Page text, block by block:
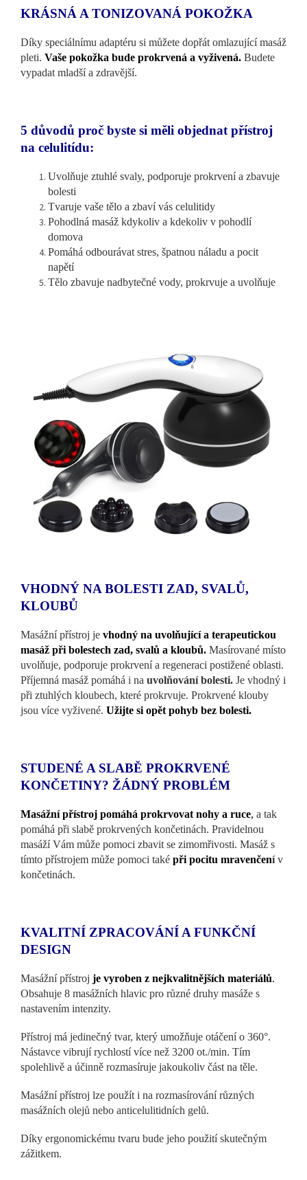
KRÁSNÁ A TONIZOVANÁ POKOŽKA
Díky speciálnímu adaptéru si můžete dopřát omlazující masáž
pleti. Vaše pokožka bude prokrvená a vyživená. Budete
vypadat mladší a zdravější.
5 důvodů proč byste si měli objednat přístroj
na celulitídu:
Uvolňuje ztuhlé svaly, podporuje prokrvení a zbavuje
bolesti
Tvaruje vaše tělo a zbaví vás celulitidy
Pohodlná masáž kdykoliv a kdekoliv v pohodlí
domova
Pomáhá odbourávat stres, špatnou náladu a pocit
napětí
Tělo zbavuje nadbytečné vody, prokrvuje a uvolňuje
VHODNÝ NA BOLESTI ZAD, SVALŮ,
KLOUBŮ
Masážní přístroj je vhodný na uvolňující a terapeutickou
masáž při bolestech zad, svalů a kloubů. Masírované místo
uvolňuje, podporuje prokrvení a regeneraci postižené oblasti.
Příjemná masáž pomáhá i na uvolňování bolesti. Je vhodný i
při ztuhlých kloubech, které prokrvuje. Prokrvené klouby
jsou více vyživené. Užijte si opět pohyb bez bolesti.
STUDENÉ A SLABĚ PROKRVENÉ
KONČETINY? ŽÁDNÝ PROBLÉM
Masážní přístroj pomáhá prokrvovat nohy a ruce, a tak
pomáhá při slabě prokrvených končetinách. Pravidelnou
masáží Vám může pomoci zbavit se zimomřivosti. Masáž s
tímto přístrojem může pomoci také při pocitu mravenčenív
končetinách.
KVALITNÍ ZPRACOVÁNÍ A FUNKČNÍ
DESIGN
Masážní přístroj je vyroben z nejkvalitnějších materiálů.
Obsahuje 8 masážních hlavic pro různé druhy masáže s
nastavením intenzity.
Přístroj má jedinečný tvar, který umožňuje otáčení o 360°.
Nástavce vibrují rychlostí více než 3200 ot./min. Tím
spolehlivě a účinně rozmasíruje jakoukoliv část na těle.
Masážní přístroj lze použít i na rozmasírování různých
masážních olejů nebo anticelulitidních gelů.
Díky ergonomickému tvaru bude jeho použití skutečným
zážitkem.